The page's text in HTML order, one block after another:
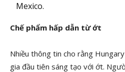
Mexico.
Chế phẩm hấp dẫn từ ớt
Nhiều thông tin cho rằng
gia đầu tiên sáng tạo với ớt.